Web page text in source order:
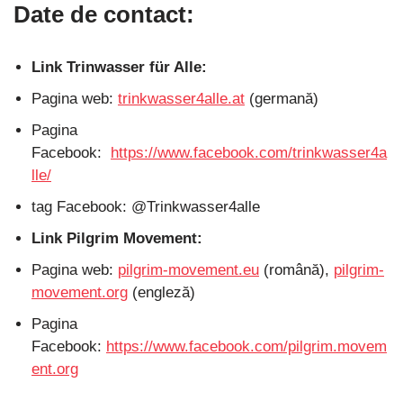
Date de contact:
Link Trinwasser für Alle:
Pagina web: trinkwasser4alle.at (germană)
Pagina
Facebook:
https://www.facebook.com/trinkwasser4a
lle/
tag Facebook: @Trinkwasser4alle
Link Pilgrim Movement:
Pagina web: pilgrim-movement.eu (română), pilgrim-
movement.org (engleză)
Pagina
Facebook: https://www.facebook.com/pilgrim.movem
ent.org